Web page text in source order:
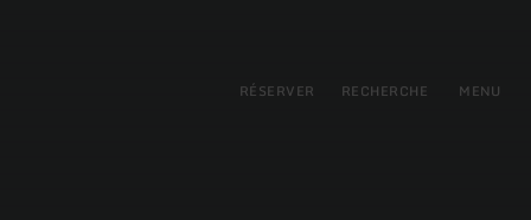
RÉSERVER RECHERCHE MENU